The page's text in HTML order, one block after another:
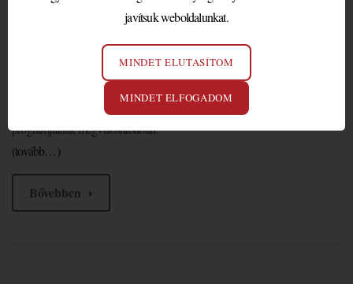
Budapesti Sportaréna
A nagy sikerű 2013.évi felnőtt birkózó világbajnokság után a Magyar
Birkózó Szövetség idén ismét Budapesten rendezte meg a felnőtt
világbajnokságot a Papp László Sportarénában, amelyen örömmel fogadtuk
a felkérést és vettünk részt a külföldi kiemelt vendégek protokoll
programjainak megvalósításában.
(tovább…)
Bővebben
javítsuk weboldalunkat.
MINDET ELUTASÍTOM
MINDET ELFOGADOM